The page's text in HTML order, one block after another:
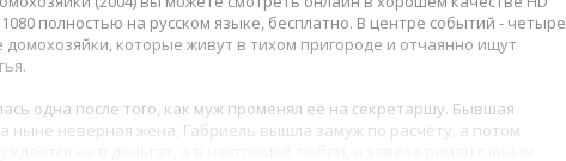
Детские
Спорт
Фантастика
2022
Русские
1080 полностью на русском языке, бесплатно. В центре событий - четыре
которые живут в тихом пригороде и отчаянно ищут
одна после того, как муж променял её на секретаршу. Бывшая
ныне неверная жена, Габриель вышла замуж по расчёту, а потом